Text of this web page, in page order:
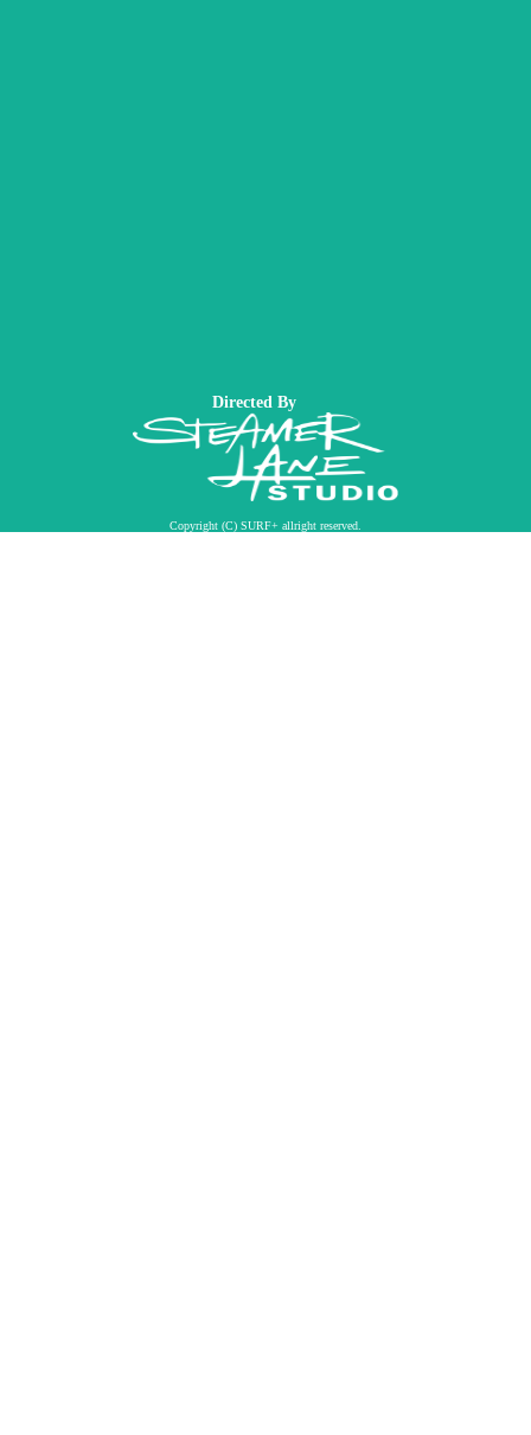
Directed By
Copyright (C) SURF+ allright reserved.